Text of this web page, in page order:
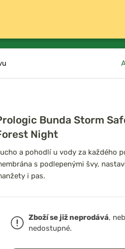
Bunda Storm
Night
a pohodlí u vody za každého
s podlepenými švy,
i pas.
Zboží se již neprodává,
nedostupné.